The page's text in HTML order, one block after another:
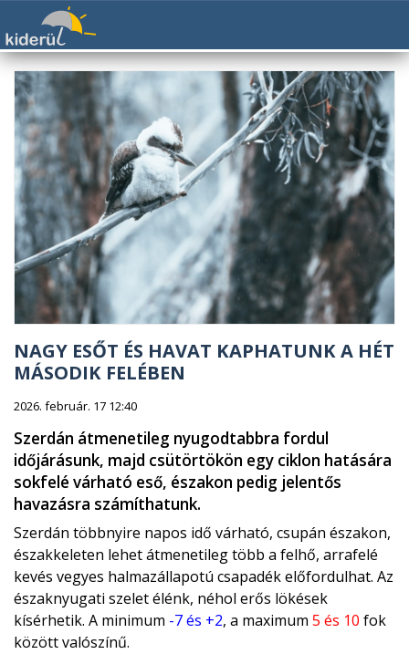
NAGY ESŐT ÉS HAVAT KAPHATUNK A HÉT
MÁSODIK FELÉBEN
2026. február. 17 12:40
Szerdán átmenetileg nyugodtabbra fordul
időjárásunk, majd csütörtökön egy ciklon hatására
sokfelé várható eső, északon pedig jelentős
havazásra számíthatunk.
Szerdán többnyire napos idő várható, csupán északon,
északkeleten lehet átmenetileg több a felhő, arrafelé
kevés vegyes halmazállapotú csapadék előfordulhat. Az
északnyugati szelet élénk, néhol erős lökések
kísérhetik. A minimum -7 és +2, a maximum 5 és 10 fok
között valószínű.